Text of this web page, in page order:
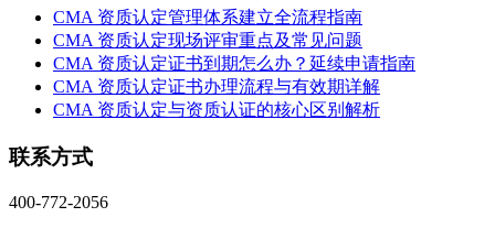
CMA 资质认定管理体系建立全流程指南
CMA 资质认定现场评审重点及常见问题
CMA 资质认定证书到期怎么办？延续申请指南
CMA 资质认定证书办理流程与有效期详解
CMA 资质认定与资质认证的核心区别解析
联系方式
400-772-2056